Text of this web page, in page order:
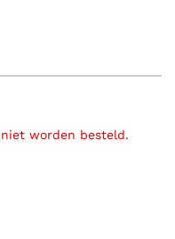
worden besteld.